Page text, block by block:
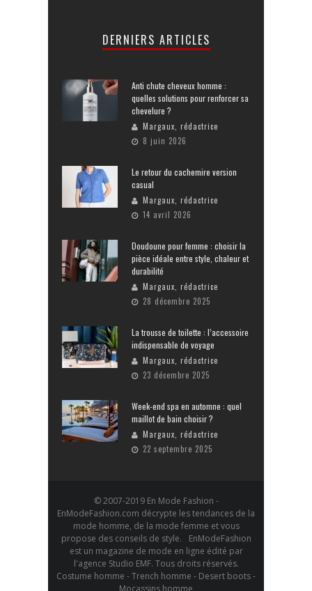
DERNIERS ARTICLES
Anti chute cheveux homme :
quelles solutions pour renforcer sa
chevelure ?
Margaux, rédactrice
8 juin 2026
Le retour du cachemire version
casual
Margaux, rédactrice
14 avril 2026
Doudoune pour femme : choisir la
pièce idéale entre style, chaleur et
durabilité
Margaux, rédactrice
28 décembre 2025
La trousse de toilette : l’accessoire
indispensable de voyage
Margaux, rédactrice
23 décembre 2025
Week-end spa en automne : quel
maillot de bain choisir ?
Margaux, rédactrice
22 septembre 2025
© 2007-2019 En Mode Fashion -
EnModeFashion.com décrypte les tendances de la
mode homme, de la mode femme et vous
propose des conseils de style. EnModeFashion
est un magazine de mode en ligne édité par
l'agence Studio EMF. Tous droits réservés.
Costume homme - Trench homme - Desert boots -
Mocassins homme